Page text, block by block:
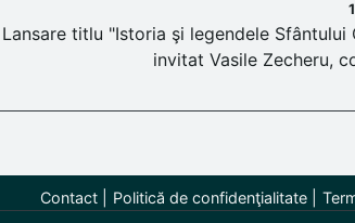
Lansare titlu "Istoria şi legendele
invitat Vasile Zecheru,
Contact Politică de confidenţialitate